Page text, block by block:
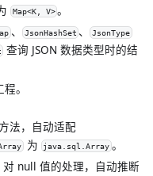
Map<K, V> 。
、 JsonHashSet 、 JsonType
查询 JSON 数据类型时的结
。
方法，自动适配
为 java.sql.Array 。
对 null 值的处理，自动推断